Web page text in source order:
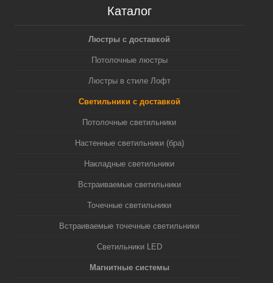
Каталог
Люстры с доставкой
Потолочные люстры
Люстры в стиле Лофт
Светильники с доставкой
Потолочные светильники
Настенные светильники (бра)
Накладные светильники
Встраиваемые светильники
Точечные светильники
Встраиваемые точечные светильники
Светильники LED
Магнитные системы